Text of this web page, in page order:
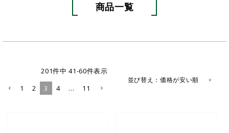
商品一覧
並び替え 価格が安い順
201件中 41-60件表示
1
2 3 4 … 11